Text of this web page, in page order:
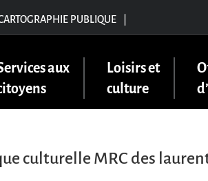
PUBLIQUE
aux
Loisirs et
culture
culturelle MRC des